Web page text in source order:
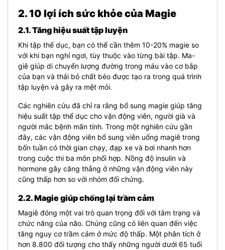
2. 10 lợi ích sức khỏe của Magie
2.1. Tăng hiệu suất tập luyện
Khi tập thể dục, bạn có thể cần thêm 10-20% magie so
với khi bạn nghỉ ngơi, tùy thuộc vào từng bài tập. Ma-
giê giúp di chuyển lượng đường trong máu vào cơ bắp
của bạn và thải bỏ chất béo được tạo ra trong quá trình
tập luyện và gây ra mệt mỏi.
Các nghiên cứu đã chỉ ra rằng bổ sung magie giúp tăng
hiệu suất tập thể dục cho vận động viên, người già và
người mắc bệnh mãn tính. Trong một nghiên cứu gần
đây, các vận động viên bổ sung viên uống magiê trong
bốn tuần có thời gian chạy, đạp xe và bơi nhanh hơn
trong cuộc thi ba môn phối hợp. Nồng độ insulin và
hormone gây căng thẳng ở những vận động viên này
cũng thấp hơn so với nhóm đối chứng.
2.2. Magie giúp chống lại trầm cảm
Magiê đóng một vai trò quan trọng đối với tâm trạng và
chức năng của não. Chúng cũng có liên quan đến việc
tăng nguy cơ trầm cảm ở mức độ thấp. Một phân tích ở
hơn 8.800 đối tượng cho thấy những người dưới 65 tuổi